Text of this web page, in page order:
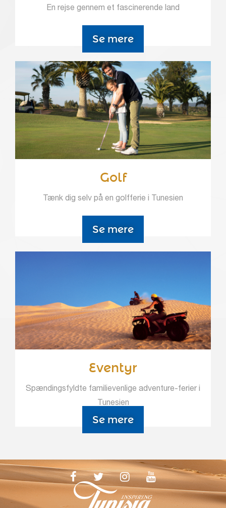
En rejse gennem et fascinerende land
Se mere
Golf
Tænk dig selv på en golfferie i Tunesien
Se mere
Eventyr
Spændingsfyldte familievenlige adventure-ferier i
Tunesien
Se mere